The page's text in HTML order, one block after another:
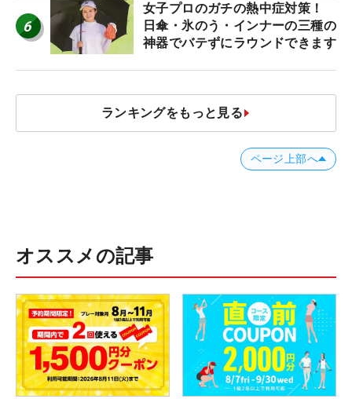
6
女子プロのガチの熱中症対策！
日傘・氷のう・インナーの三種の
神器でバテずにラウンドできます
ランキングをもっと見る
ページ上部へ
オススメの記事